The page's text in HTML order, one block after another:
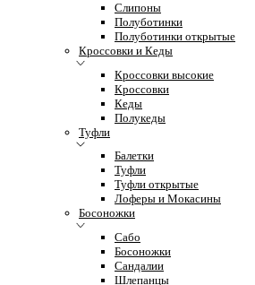
Слипоны
Полуботинки
Полуботинки открытые
Кроссовки и Кеды
Кроссовки высокие
Кроссовки
Кеды
Полукеды
Туфли
Балетки
Туфли
Туфли открытые
Лоферы и Мокасины
Босоножки
Сабо
Босоножки
Сандалии
Шлепанцы